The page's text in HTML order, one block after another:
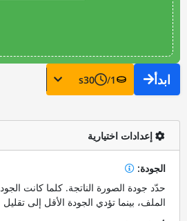
ابدأ 1
/
30
s
إعدادات اختيارية
الجودة:
حدّد جودة الصورة الناتجة. كلما كانت
الملف، بينما تؤدي الجودة الأقل إلى